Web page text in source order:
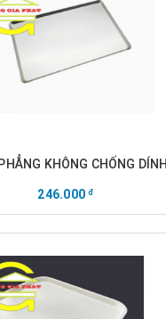
KHÔNG CHỐNG DÍNH
246.000đ